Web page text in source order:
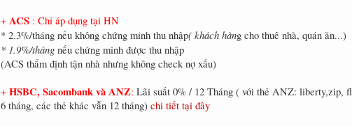
+ ACS : Chỉ áp dụng tại HN
* 2.3%/tháng nếu không chứng minh thu nhập( khách hàng cho thuê nhà, quán ăn...)
* 1.9%/tháng nếu chứng minh được thu nhập
(ACS thẩm định tận nhà nhưng không check nợ xấu)
+ HSBC, Sacombank và ANZ: Lãi suất 0% / 12 Tháng ( với thẻ ANZ: liberty,zip,
6 tháng, các thẻ khác vẫn 12 tháng) chi tiết tại đây